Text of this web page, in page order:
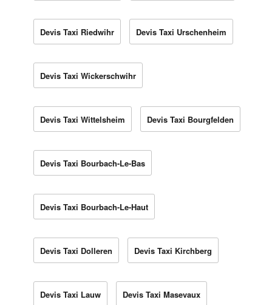
Devis Taxi Riedwihr Devis Taxi Urschenheim
Devis Taxi Wickerschwihr
Devis Taxi Wittelsheim Devis Taxi Bourgfelden
Devis Taxi Bourbach-Le-Bas
Devis Taxi Bourbach-Le-Haut
Devis Taxi Dolleren Devis Taxi Kirchberg
Devis Taxi Lauw Devis Taxi Masevaux